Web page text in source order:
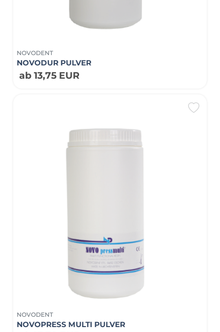
NOVODENT
NOVODUR PULVER
ab 13,75 EUR
NOVODENT
NOVOPRESS MULTI PULVER